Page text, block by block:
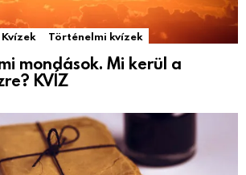
Kvízek Történelmi kvízek
mondások. Mi kerül a
KVÍZ